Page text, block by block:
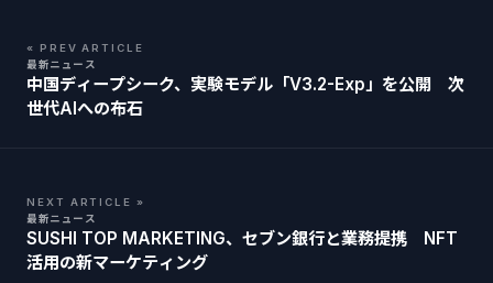
« PREV ARTICLE
最新ニュース
中国ディープシーク、実験モデル「V3.2-Exp」を公開 次
世代AIへの布石
NEXT ARTICLE »
最新ニュース
SUSHI TOP MARKETING、セブン銀行と業務提携 NFT
活用の新マーケティング